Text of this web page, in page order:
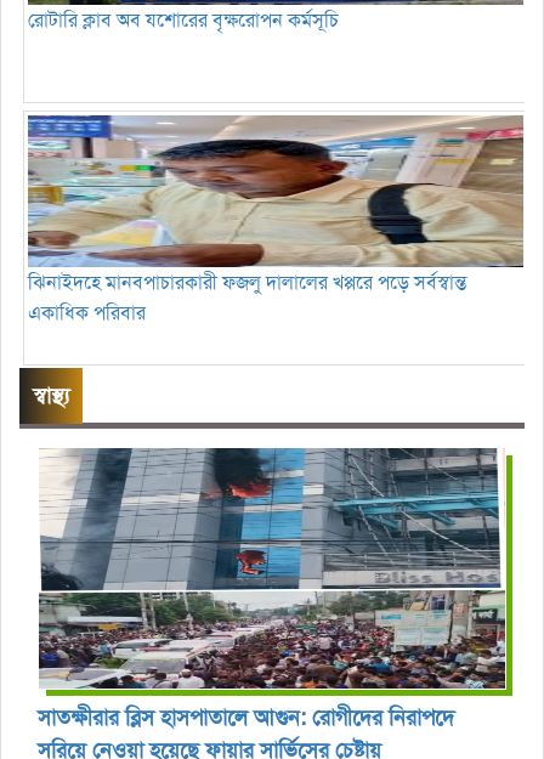
রোটারি ক্লাব অব যশোরের বৃক্ষরোপন কর্মসূচি
ঝিনাইদহে মানবপাচারকারী ফজলু দালালের খপ্পরে পড়ে সর্বস্বান্ত
একাধিক পরিবার
স্বাস্থ্য
সাতক্ষীরার ব্লিস হাসপাতালে আগুন: রোগীদের নিরাপদে
সরিয়ে নেওয়া হয়েছে ফায়ার সার্ভিসের চেষ্টায়